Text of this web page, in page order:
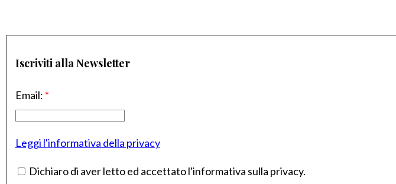
Iscriviti alla Newsletter
Email: *
Leggi l'informativa della privacy
Dichiaro di aver letto ed accettato l'informativa sulla privacy.